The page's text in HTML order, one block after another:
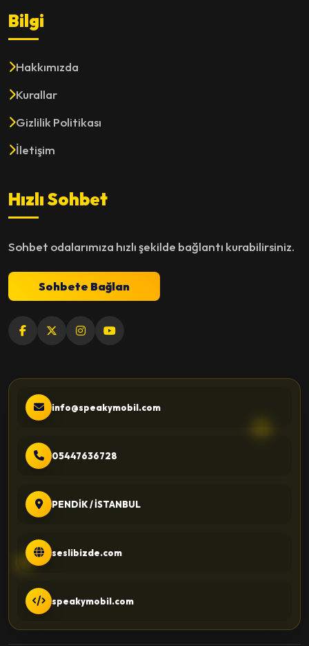
Bilgi
Hakkımızda
Kurallar
Gizlilik Politikası
İletişim
Hızlı Sohbet
Sohbet odalarımıza hızlı şekilde bağlantı kurabilirsiniz.
Sohbete Bağlan
info@speakymobil.com
05447636728
PENDİK / İSTANBUL
seslibizde.com
speakymobil.com